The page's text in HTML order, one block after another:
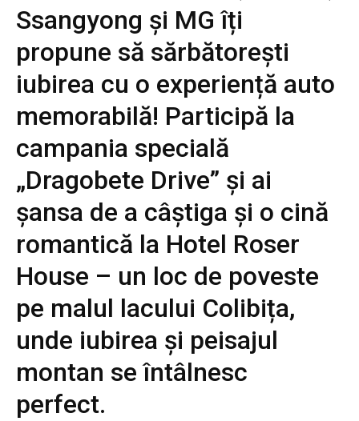
Ssangyong și MG îți
propune să sărbătorești
iubirea cu o experiență auto
memorabilă! Participă la
campania specială
„Dragobete Drive” și ai
șansa de a câștiga și o cină
romantică la Hotel Roser
House – un loc de poveste
pe malul lacului Colibița,
unde iubirea și peisajul
montan se întâlnesc
perfect.